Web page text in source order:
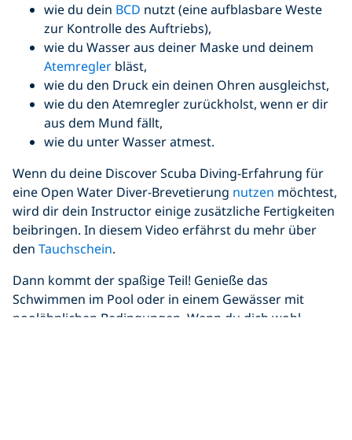
wie du dein BCD nutzt (eine aufblasbare Weste
zur Kontrolle des Auftriebs),
wie du Wasser aus deiner Maske und deinem
Atemregler bläst,
wie du den Druck ein deinen Ohren ausgleichst,
wie du den Atemregler zurückholst, wenn er dir
aus dem Mund fällt,
wie du unter Wasser atmest.
Wenn du deine Discover Scuba Diving-Erfahrung für
eine Open Water Diver-Brevetierung nutzen möchtest,
wird dir dein Instructor einige zusätzliche Fertigkeiten
beibringen. In diesem Video erfährst du mehr über
den Tauchschein.
Dann kommt der spaßige Teil! Genieße das
Schwimmen im Pool oder in einem Gewässer mit
poolähnlichen Bedingungen. Wenn du dich wohl